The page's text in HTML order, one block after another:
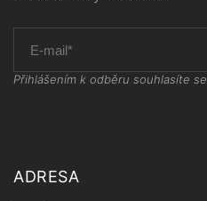
Přihlášením k odběru souhlasíte se
ADRESA